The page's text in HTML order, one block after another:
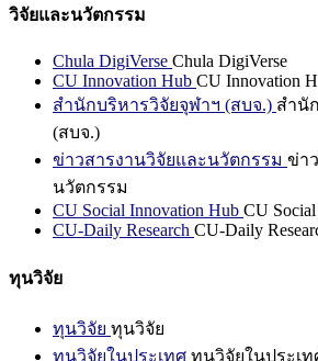
วิจัยและนวัตกรรม
Chula DigiVerse Chula DigiVerse
CU Innovation Hub CU Innovation
สำนักบริหารวิจัยจุฬาฯ (สบจ.) สำนั
(สบจ.)
ข่าวสารงานวิจัยและนวัตกรรม ข่า
นวัตกรรม
CU Social Innovation Hub CU
CU-Daily Research CU-Daily
ทุนวิจัย
ทุนวิจัย ทุนวิจัย
ทุนวิจัยในประเทศ ทุนวิจัยในประเท